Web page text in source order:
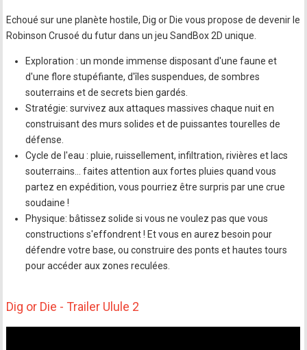
Echoué sur une planète hostile, Dig or Die vous propose de devenir le
Robinson Crusoé du futur dans un jeu SandBox 2D unique.
Exploration : un monde immense disposant d'une faune et
d'une flore stupéfiante, d'îles suspendues, de sombres
souterrains et de secrets bien gardés.
Stratégie: survivez aux attaques massives chaque nuit en
construisant des murs solides et de puissantes tourelles de
défense.
Cycle de l'eau : pluie, ruissellement, infiltration, rivières et lacs
souterrains… faites attention aux fortes pluies quand vous
partez en expédition, vous pourriez être surpris par une crue
soudaine !
Physique: bâtissez solide si vous ne voulez pas que vous
constructions s'effondrent ! Et vous en aurez besoin pour
défendre votre base, ou construire des ponts et hautes tours
pour accéder aux zones reculées.
Dig or Die - Trailer Ulule 2